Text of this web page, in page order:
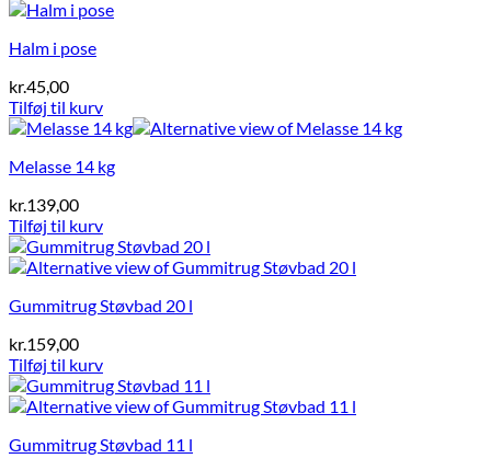
Halm i pose
kr.45,00
Tilføj til kurv
Melasse 14 kg
kr.139,00
Tilføj til kurv
Gummitrug Støvbad 20 l
kr.159,00
Tilføj til kurv
Gummitrug Støvbad 11 l